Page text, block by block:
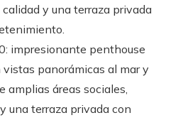
y una terraza privada
impresionante penthouse
panorámicas al mar y
amplias áreas sociales,
una terraza privada con